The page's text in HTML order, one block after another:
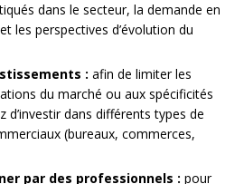
dans le secteur, la demande en
les perspectives d’évolution du
: afin de limiter les
du marché ou aux spécificités
d’investir dans différents types de
(bureaux, commerces,
par des professionnels : pour